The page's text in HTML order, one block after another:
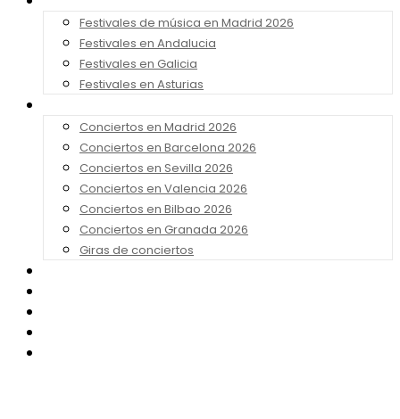
Festivales de música en Madrid 2026
Festivales en Andalucia
Festivales en Galicia
Festivales en Asturias
Conciertos en Madrid 2026
Conciertos en Barcelona 2026
Conciertos en Sevilla 2026
Conciertos en Valencia 2026
Conciertos en Bilbao 2026
Conciertos en Granada 2026
Giras de conciertos